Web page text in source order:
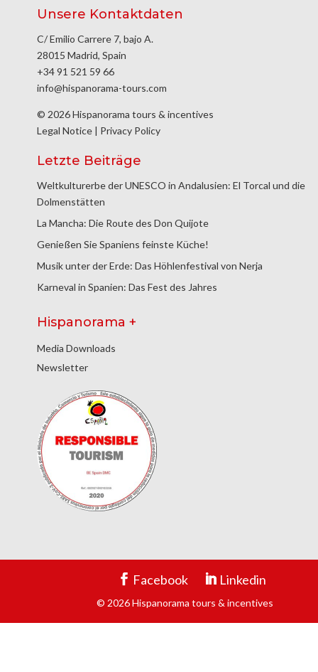
Unsere Kontaktdaten
C/ Emilio Carrere 7, bajo A.
28015 Madrid, Spain
+34 91 521 59 66
info@hispanorama-tours.com
© 2026 Hispanorama tours & incentives
Legal Notice
Privacy Policy
Letzte Beiträge
Weltkulturerbe der UNESCO in Andalusien: El Torcal und die
Dolmenstätten
La Mancha: Die Route des Don Quijote
Genießen Sie Spaniens feinste Küche!
Musik unter der Erde: Das Höhlenfestival von Nerja
Karneval in Spanien: Das Fest des Jahres
Hispanorama +
Media Downloads
Newsletter
Facebook Linkedin
© 2026 Hispanorama tours & incentives